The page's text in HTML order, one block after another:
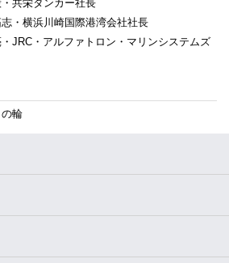
・共栄タンカー社長
志・横浜川崎国際港湾会社社長
・JRC・アルファトロン・マリンシステムズ
の輪